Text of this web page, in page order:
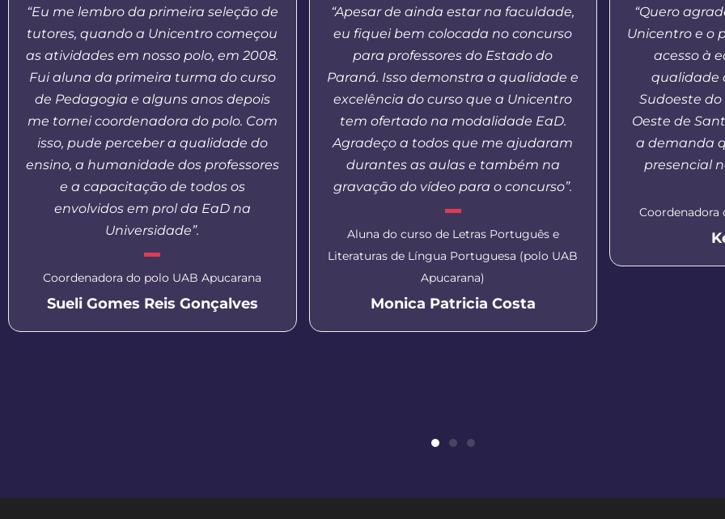
“Eu me lembro da primeira seleção de
tutores, quando a Unicentro começou
as atividades em nosso polo, em 2008.
Fui aluna da primeira turma do curso
de Pedagogia e alguns anos depois
me tornei coordenadora do polo. Com
isso, pude perceber a qualidade do
ensino, a humanidade dos professores
e a capacitação de todos os
envolvidos em prol da EaD na
Universidade”.
Coordenadora do polo UAB Apucarana
Sueli Gomes Reis Gonçalves
“Apesar de ainda estar na faculdade,
eu fiquei bem colocada no concurso
para professores do Estado do
Paraná. Isso demonstra a qualidade e
excelência do curso que a Unicentro
tem ofertado na modalidade EaD.
Agradeço a todos que me ajudaram
durantes as aulas e também na
gravação do vídeo para o concurso”.
Aluna do curso de Letras Português e
Literaturas de Língua Portuguesa (polo UAB
Apucarana)
Monica Patricia Costa
“Quero
Unicentro e o
acesso à
qualidade
Sudoeste
Oeste de
a demanda
presencial
Coordenadora